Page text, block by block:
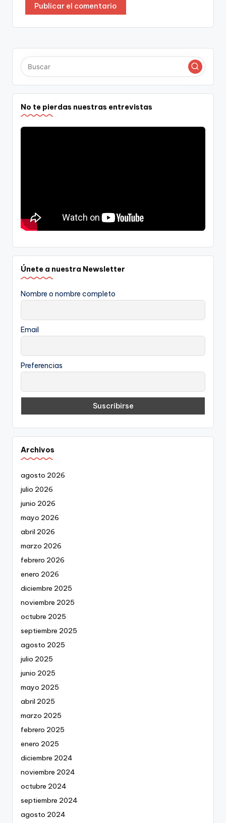
No te pierdas nuestras entrevistas
Únete a nuestra Newsletter
Nombre o nombre completo
Email
Preferencias
Archivos
agosto 2026
julio 2026
junio 2026
mayo 2026
abril 2026
marzo 2026
febrero 2026
enero 2026
diciembre 2025
noviembre 2025
octubre 2025
septiembre 2025
agosto 2025
julio 2025
junio 2025
mayo 2025
abril 2025
marzo 2025
febrero 2025
enero 2025
diciembre 2024
noviembre 2024
octubre 2024
septiembre 2024
agosto 2024